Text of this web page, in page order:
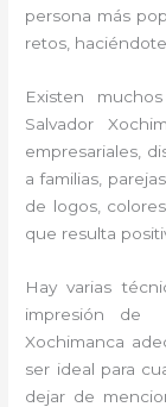
persona más
retos,
Existen
Salvador
empresariales,
a familias,
de logos,
que resulta
Hay varias
impresión de
Xochimanca
ser ideal para
dejar de